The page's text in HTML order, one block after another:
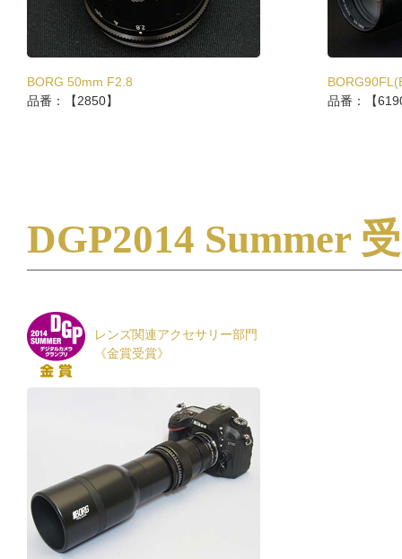
BORG 50mm F2.8
品番：【2850】
品番：【
DGP2014 Summer
レンズ関連アクセサリー部門
《金賞受賞》